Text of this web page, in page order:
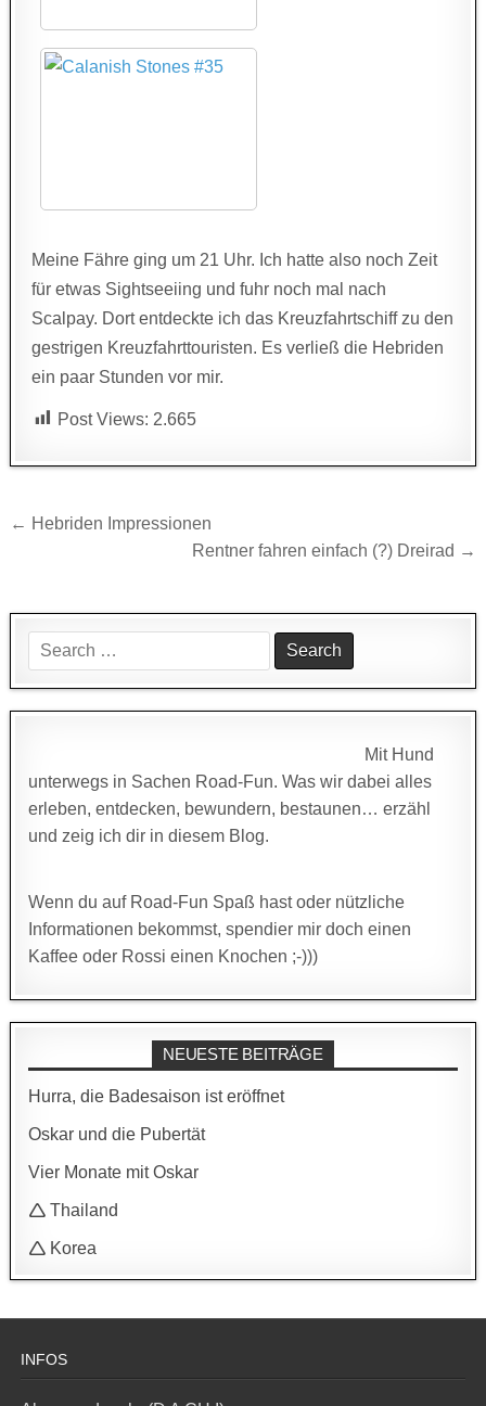
Meine Fähre ging um 21 Uhr. Ich hatte also noch Zeit
für etwas Sightseeiing und fuhr noch mal nach
Scalpay. Dort entdeckte ich das Kreuzfahrtschiff zu den
gestrigen Kreuzfahrttouristen. Es verließ die Hebriden
ein paar Stunden vor mir.
Post Views: 2.665
Beitragsnavigation
← Hebriden Impressionen
Rentner fahren einfach (?) Dreirad →
Search
for:
Mit Hund
unterwegs in Sachen Road-Fun. Was wir dabei alles
erleben, entdecken, bewundern, bestaunen… erzähl
und zeig ich dir in diesem Blog.
Wenn du auf Road-Fun Spaß hast oder nützliche
Informationen bekommst, spendier mir doch einen
Kaffee oder Rossi einen Knochen ;-)))
NEUESTE BEITRÄGE
Hurra, die Badesaison ist eröffnet
Oskar und die Pubertät
Vier Monate mit Oskar
🛆 Thailand
🛆 Korea
INFOS